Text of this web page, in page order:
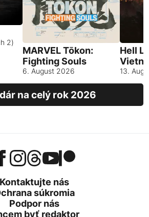
2)
MARVEL Tōkon:
Fighting Souls
6. August 2026
Hell
13.
na celý rok 2026
Kontaktujte nás
súkromia
Podpor nás
byť redaktor